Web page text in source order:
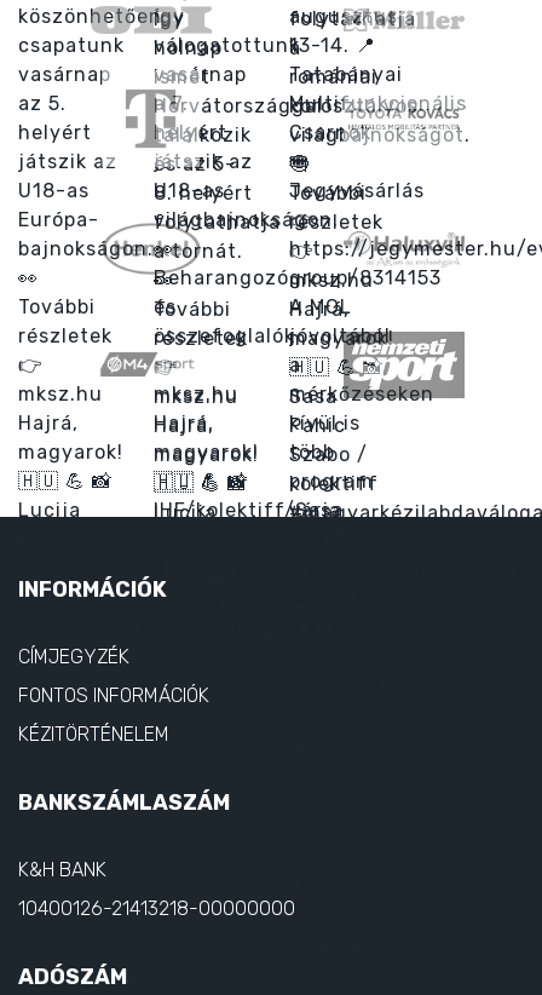
INFORMÁCIÓK
CÍMJEGYZÉK
FONTOS INFORMÁCIÓK
KÉZITÖRTÉNELEM
BANKSZÁMLASZÁM
K&H BANK
10400126-21413218-00000000
ADÓSZÁM